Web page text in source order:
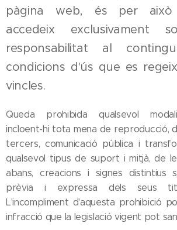
pàgina web, és per això
accedeix exclusivament
responsabilitat al
condicions d'ús que es
vincles.
Queda prohibida qualsevol
incloent-hi tota mena de reproducció,
tercers, comunicació pública i
qualsevol tipus de suport i mitjà, de
abans, creacions i signes distintius
prèvia i expressa dels seus
L'incompliment d'aquesta prohibició
infracció que la legislació vigent pot